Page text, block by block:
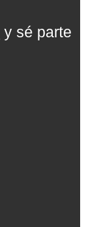
y sé parte